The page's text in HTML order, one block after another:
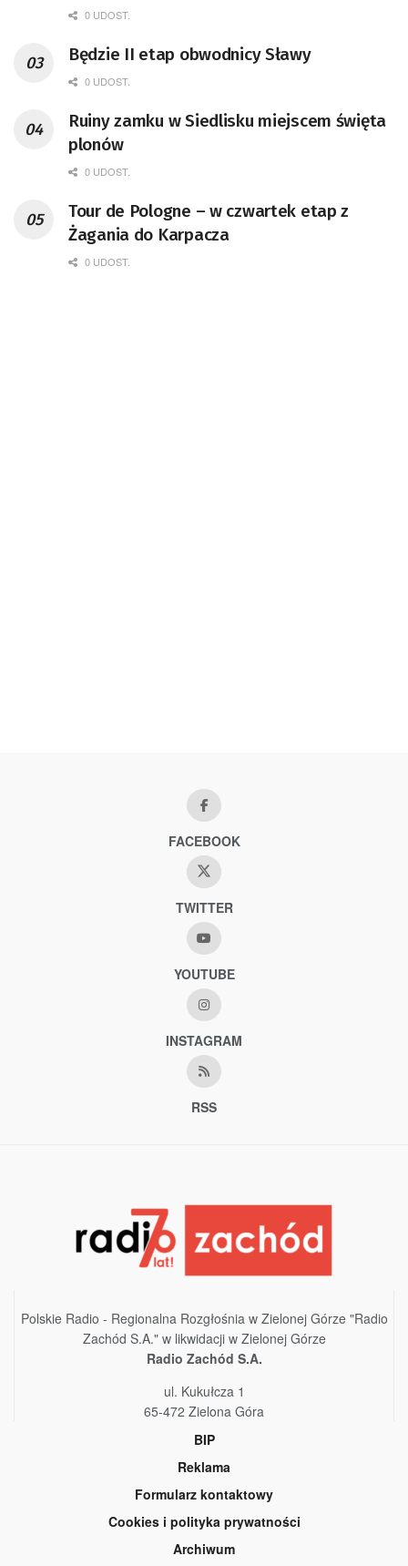
0 UDOST.
Będzie II etap obwodnicy Sławy
0 UDOST.
Ruiny zamku w Siedlisku miejscem święta
plonów
0 UDOST.
Tour de Pologne – w czwartek etap z
Żagania do Karpacza
0 UDOST.
FACEBOOK
TWITTER
YOUTUBE
INSTAGRAM
RSS
Polskie Radio - Regionalna Rozgłośnia w Zielonej Górze "Radio
Zachód S.A." w likwidacji w Zielonej Górze
Radio Zachód S.A.
ul. Kukułcza 1
65-472 Zielona Góra
BIP
Reklama
Formularz kontaktowy
Cookies i polityka prywatności
Archiwum